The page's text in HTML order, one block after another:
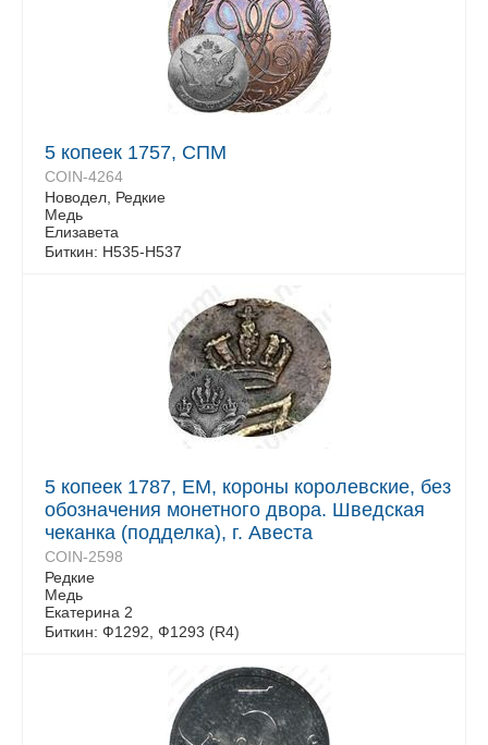
5 копеек 1757, СПМ
COIN-4264
Новодел, Редкие
Медь
Елизавета
Биткин: Н535-Н537
5 копеек 1787, ЕМ, короны королевские, без
обозначения монетного двора. Шведская
чеканка (подделка), г. Авеста
COIN-2598
Редкие
Медь
Екатерина 2
Биткин: Ф1292, Ф1293 (R4)